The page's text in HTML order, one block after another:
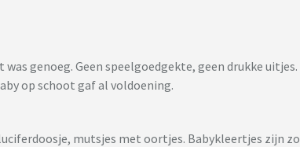
genoeg. Geen speelgoedgekte, geen drukke uitjes.
op schoot gaf al voldoening.
mutsjes met oortjes. Babykleertjes zijn zo